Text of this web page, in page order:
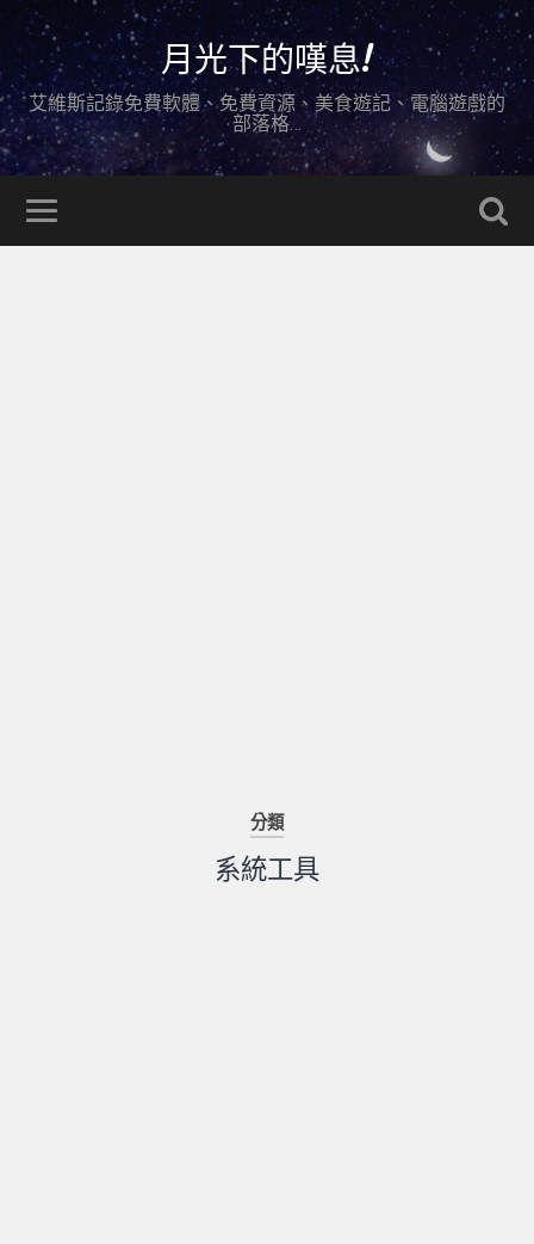
月光下的嘆息!
艾維斯記錄免費軟體、免費資源、美食遊記、電腦遊戲的
部落格…
分類
系統工具